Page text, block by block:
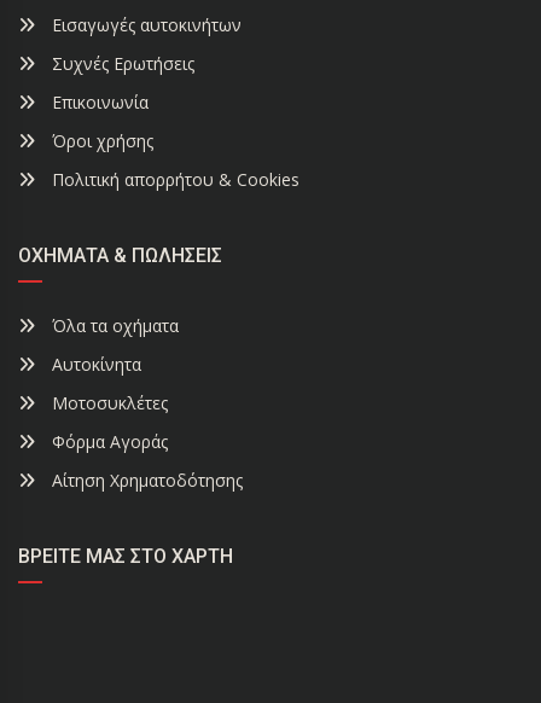
Εισαγωγές αυτοκινήτων
Συχνές Ερωτήσεις
Επικοινωνία
Όροι χρήσης
Πολιτική απορρήτου & Cookies
ΟΧΉΜΑΤΑ & ΠΩΛΉΣΕΙΣ
Όλα τα οχήματα
Αυτοκίνητα
Μοτοσυκλέτες
Φόρμα Αγοράς
Αίτηση Χρηματοδότησης
ΒΡΕΊΤΕ ΜΑΣ ΣΤΟ ΧΆΡΤΗ